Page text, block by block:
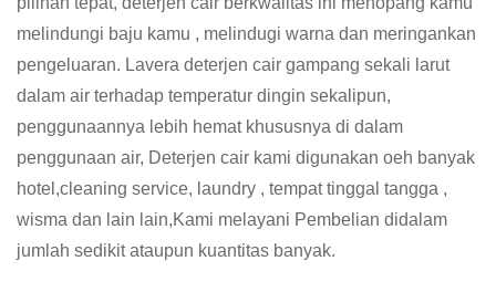
melindungi baju kamu , melindugi warna dan meringankan
pengeluaran. Lavera deterjen cair gampang sekali larut
dalam air terhadap temperatur dingin sekalipun,
penggunaannya lebih hemat khususnya di dalam
penggunaan air, Deterjen cair kami digunakan oeh banyak
hotel,cleaning service, laundry , tempat tinggal tangga ,
wisma dan lain lain,Kami melayani Pembelian didalam
jumlah sedikit ataupun kuantitas banyak.